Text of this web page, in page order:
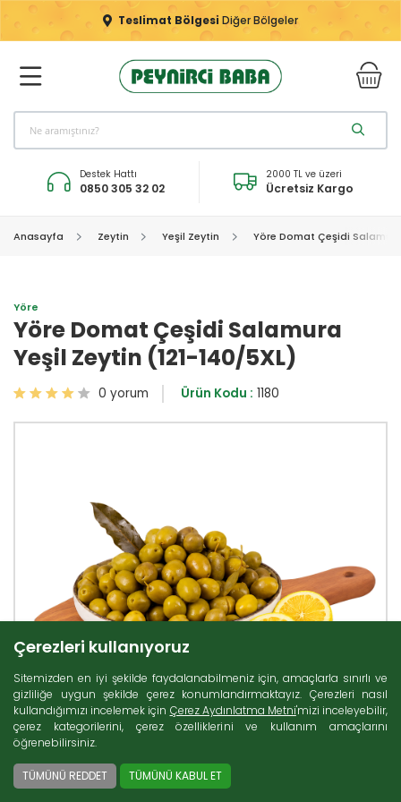
Teslimat Bölgesi Diğer Bölgeler
Destek Hattı
0850 305 32 02
2000 TL ve üzeri
Ücretsiz Kargo
Anasayfa Zeytin Yeşil Zeytin Yöre Domat Çeşidi
Yöre
Yöre Domat Çeşidi Salamura
Yeşil Zeytin (121-140/5XL)
0 yorum Ürün Kodu : 1180
Çerezleri kullanıyoruz
Sitemizden en iyi şekilde faydalanabilmeniz için, amaçlarla sınırlı ve
gizliliğe uygun şekilde çerez konumlandırmaktayız. Çerezleri nasıl
kullandığımızı incelemek için Çerez Aydınlatma Metni'mizi inceleyebilir,
çerez kategorilerini, çerez özelliklerini ve kullanım amaçlarını
öğrenebilirsiniz.
TÜMÜNÜ REDDET TÜMÜNÜ KABUL ET